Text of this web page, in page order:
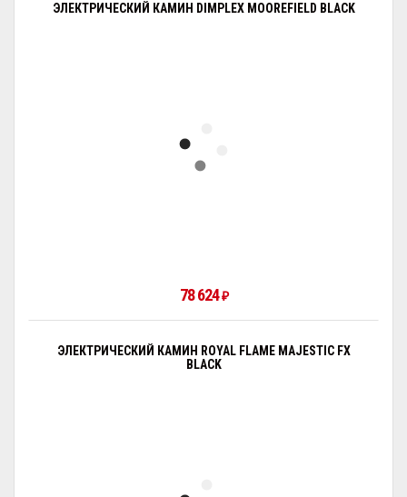
ЭЛЕКТРИЧЕСКИЙ КАМИН DIMPLEX MOOREFIELD BLACK
78 624 ₽
ЭЛЕКТРИЧЕСКИЙ КАМИН ROYAL FLAME MAJESTIC FX
BLACK